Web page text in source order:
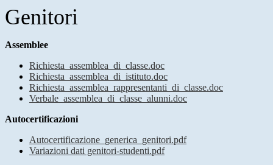
Genitori
Assemblee
Richiesta_assemblea_di_classe.doc
Richiesta_assemblea_di_istituto.doc
Richiesta_assemblea_rappresentanti_di_classe.doc
Verbale_assemblea_di_classe_alunni.doc
Autocertificazioni
Autocertificazione_generica_genitori.pdf
Variazioni dati genitori-studenti.pdf